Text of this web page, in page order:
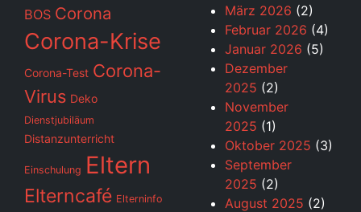
BOS Corona
Corona-Krise
Corona-Test Corona-
Virus Deko
Dienstjubiläum
Distanzunterricht
Einschulung Eltern
Elterncafé Elterninfo
März 2026 (2)
Februar 2026 (4)
Januar 2026 (5)
Dezember
2025 (2)
November
2025 (1)
Oktober 2025 (3)
September
2025 (2)
August 2025 (2)